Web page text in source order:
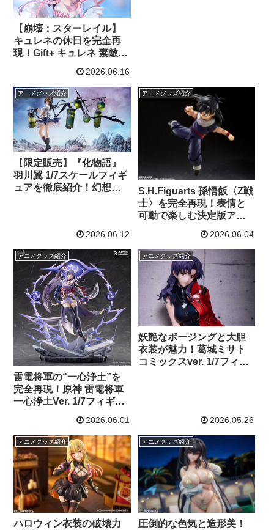
【崩壊：スターレイル】
キュレネの休日を完全再
現！Gift+ キュレネ 素敵な
2026.06.16
アニメグッズ紹介
【限定販売】『化物語』
羽川翼 1/7スケールフィギ
ュアを徹底紹介！幻想的
2026.06.12
アニメグッズ紹介
S.H.Figuarts 孫悟飯〈Z戦
士〉を完全再現！表情と
可動で楽しむ決定版アク
ゴンボールZ】
2026.06.04
アニメグッズ紹介
雷電将軍の“一心浄土”を
完全再現！原神 雷電将軍
一心浄土Ver. 1/7フィギュ
2026.06.01
アニメグッズ紹介
妖艶なポージングと大胆
衣装が魅力！葛城ミサト
コミックスver. 1/7フィギ
2026.05.26
アニメグッズ紹介
ハロウィン衣装の破壊力
アニメグッズ紹介
圧倒的な色気と造形美！